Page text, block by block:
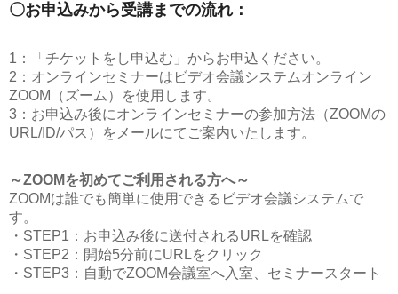
〇お申込みから受講までの流れ：
1：「チケットをし申込む」からお申込ください。
2：オンラインセミナーはビデオ会議システムオンライン
ZOOM（ズーム）を使用します。
3：お申込み後にオンラインセミナーの参加方法（ZOOMの
URL/ID/パス）をメールにてご案内いたします。
～ZOOMを初めてご利用される方へ～
ZOOMは誰でも簡単に使用できるビデオ会議システムで
す。
・STEP1：お申込み後に送付されるURLを確認
・STEP2：開始5分前にURLをクリック
・STEP3：自動でZOOM会議室へ入室、セミナースタート